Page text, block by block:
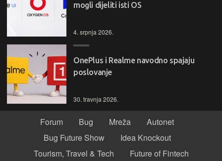
mogli dijeliti isti OS
4. srpnja 2026.
OnePlus i Realme navodno spajaju
poslovanje
30. travnja 2026.
Forum Bug Mreža
Autonet
Bug Future Show
Idea Knockout
Tourism, Travel & Tech
Future of Fintech